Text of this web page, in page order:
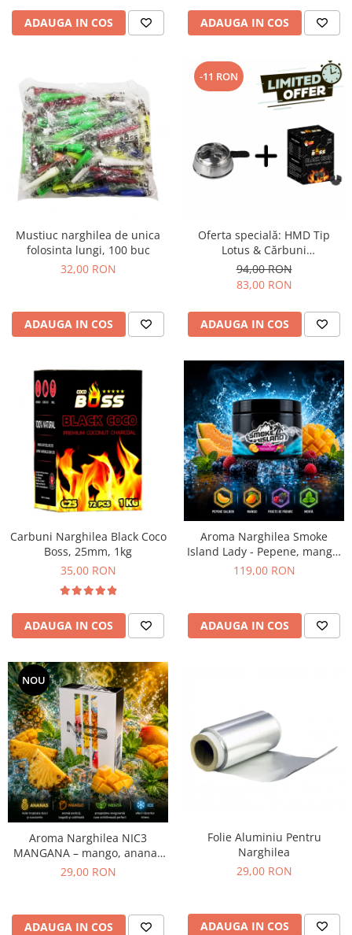
ADAUGA IN COS ADAUGA IN COS
Mustiuc narghilea de unica
folosinta lungi, 100 buc
32,00 RON
ADAUGA IN COS
-11 RON
Oferta specială: HMD Tip
Lotus & Cărbuni
Narghilea Coco Boss
94,00 RON
83,00 RON
ADAUGA IN COS
Carbuni Narghilea Black Coco
Boss, 25mm, 1kg
35,00 RON
ADAUGA IN COS
Aroma Narghilea Smoke
Island Lady - Pepene, mango,
fructe de padure cu menta,
119,00 RON
ADAUGA IN COS
NOU
Aroma Narghilea NIC3
MANGANA – mango, ananas
si menta, 50gr
29,00 RON
ADAUGA IN COS
Folie Aluminiu Pentru
Narghilea
29,00 RON
ADAUGA IN COS